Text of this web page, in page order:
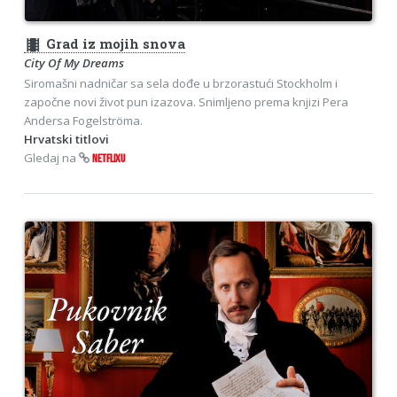
theaters Grad iz mojih snova
City Of My Dreams
Siromašni nadničar sa sela dođe u brzorastući Stockholm i
započne novi život pun izazova. Snimljeno prema knjizi Pera
Andersa Fogelströma.
Hrvatski titlovi
Gledaj na
NETFLIXU